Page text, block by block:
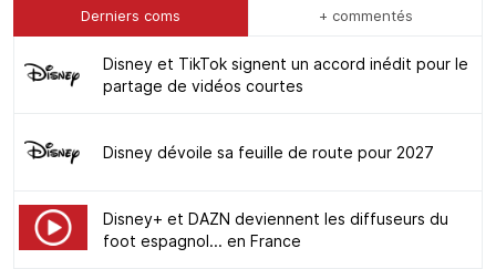
Derniers coms + commentés
Disney et TikTok signent un accord inédit pour le
partage de vidéos courtes
Disney dévoile sa feuille de route pour 2027
Disney+ et DAZN deviennent les diffuseurs du
foot espagnol... en France